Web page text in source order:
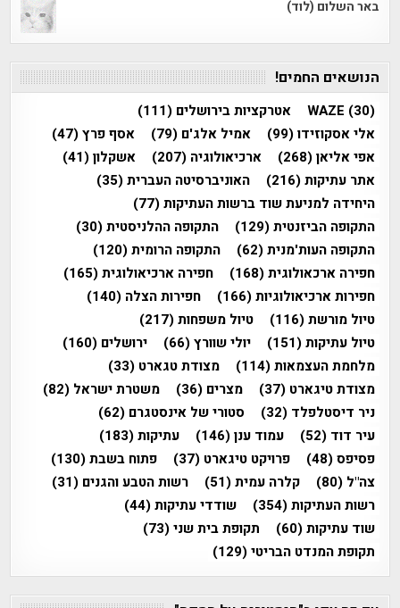
באר השלום (לוד)
הנושאים החמים!
WAZE (30) אטרקציות בירושלים (111)
אלי אסקוזידו(99) אמיל אלג'ם (79) אסף פרץ(47)
אפי אליאן(268) ארכיאולוגיה (207) אשקלון(41)
אתר עתיקות(216) האוניברסיטה העברית(35)
היחידה למניעת שוד ברשות העתיקות(77)
התקופה הביזנטית(129) התקופה ההלניסטית(30)
התקופה העות'מנית(62) התקופה הרומית(120)
חפירה ארכאולוגית(168) חפירה ארכיאולוגית(165)
חפירות ארכיאולוגיות(166) חפירות הצלה (140)
טיול מורשת(116) טיול משפחות(217)
טיול עתיקות(151) יולי שוורץ(66) ירושלים (160)
מלחמת העצמאות(114) מצודת טגארט (33)
מצודת טיגארט (37) מצרים (36) משטרת ישראל (82)
ניר דיסטלפלד (32) סטורי של אינסטגרם (62)
עיר דוד (52) עמוד ענן(146) עתיקות(183)
פסיפס(48) פרויקט טיגארט (37) פתוח בשבת(130)
צה"ל (80) קלרה עמית(51) רשות הטבע והגנים (31)
רשות העתיקות(354) שודדי עתיקות(44)
שוד עתיקות(60) תקופת בית שני(73)
תקופת המנדט הבריטי(129)